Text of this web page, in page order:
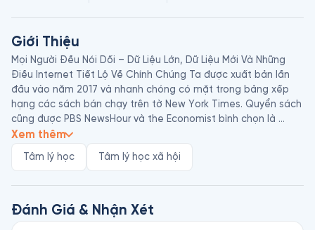
Giới Thiệu
Mọi Người Đều Nói Dối – Dữ Liệu Lớn, Dữ Liệu Mới Và Những
Điều Internet Tiết Lộ Về Chính Chúng Ta được xuất bản lần
đầu vào năm 2017 và nhanh chóng có mặt trong bảng xếp
hạng các sách bán chạy trên tờ New York Times. Quyển sách
cũng được PBS NewsHour và the Economist bình chọn là
“Sách Của Năm”.
Seth Stephens-Davidowitz, sinh năm 1982, là nhà kinh tế học
đại học Pennsylvania. Ông đã công bố các nghiên cứu dựa
trên dữ liệu tìm kiếm của Google, cũng như các dữ liệu có
Xem thêm
Tâm lý học Tâm lý học xã hội
Đánh Giá & Nhận Xét